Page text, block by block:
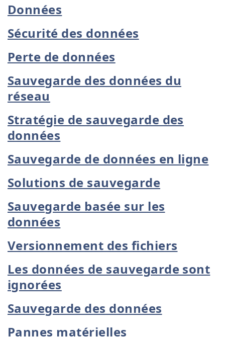
Données
Sécurité des données
Perte de données
Sauvegarde des données du
réseau
Stratégie de sauvegarde des
données
Sauvegarde de données en ligne
Solutions de sauvegarde
Sauvegarde basée sur les
données
Versionnement des fichiers
Les données de sauvegarde sont
ignorées
Sauvegarde des données
Pannes matérielles